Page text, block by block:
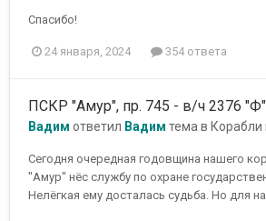
Спасибо!
24 января, 2024 354 ответа
ПСКР "Амур", пр. 745 - в/ч 2376
Вадим ответил Вадим тема в Корабли
Сегодня очередная годовщина нашего
"Амур" нёс службу по охране
Нелёгкая ему досталась судьба. Но для